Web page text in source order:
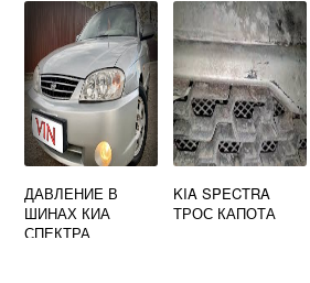
СПЕКТРА
ДАВЛЕНИЕ В
ШИНАХ КИА
СПЕКТРА
KIA SPECTRA
ТРОС КАПОТА